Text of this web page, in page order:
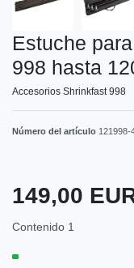
Estuche
998 hasta
Accesorios Shrinkfast 998
Número del artículo 121998-
149,00
Contenido 1